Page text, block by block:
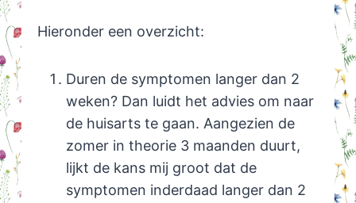
Hieronder een overzicht:
Duren de symptomen langer dan 2
weken? Dan luidt het advies om naar
de huisarts te gaan. Aangezien de
zomer in theorie 3 maanden duurt,
lijkt de kans mij groot dat de
symptomen inderdaad langer dan 2